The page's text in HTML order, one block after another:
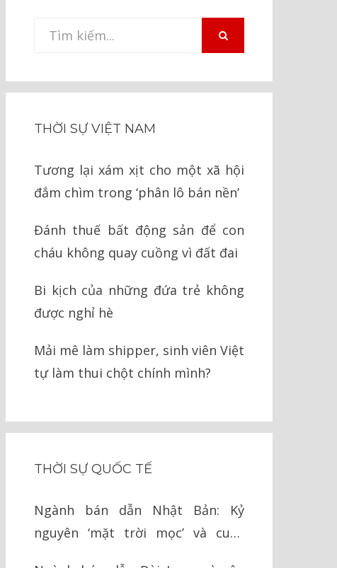
Tìm
THỜI SỰ VIỆT NAM
Tương lại xám xịt cho một xã hội
đắm chìm trong ‘phân lô bán nền’
Đánh thuế bất động sản để con
cháu không quay cuồng vì đất đai
Bi kịch của những đứa trẻ không
được nghỉ hè
Mải mê làm shipper, sinh viên Việt
tự làm thui chột chính mình?
THỜI SỰ QUỐC TẾ
Ngành bán dẫn Nhật Bản: Kỷ
nguyên ‘mặt trời mọc’ và cuộc